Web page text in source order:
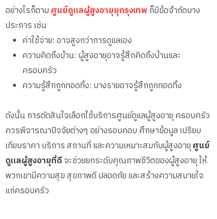
อย่างไรก็ตาม ศูนย์ดูแลผู้สูงอายุยุกรุงเทพ ก็มีข้อจำกัดบาง
ประการ เช่น
ค่าใช้จ่าย: อาจสูงกว่าการดูแลเอง
ความคิดถึงบ้าน: ผู้สูงอายุอาจรู้สึกคิดถึงบ้านและ
ครอบครัว
ความรู้สึกถูกทอดทิ้ง: บางรายอาจรู้สึกถูกทอดทิ้ง
ดังนั้น การตัดสินใจเลือกใช้บริการศูนย์ดูแลผู้สูงอายุ ครอบครัว
ควรพิจารณาปัจจัยต่างๆ อย่างรอบคอบ ศึกษาข้อมูล เปรียบ
เทียบราคา บริการ สถานที่ และความเหมาะสมกับผู้สูงอายุศูนย์
ดูแลผู้สูงอายุที่ดีจะช่วยยกระดับคุณภาพชีวิตของผู้สูงอายุ ให้
พวกเขามีความสุข สุขภาพดี ปลอดภัย และสร้างความสบายใจ
แก่ครอบครัว